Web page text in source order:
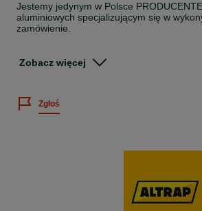
Jestemy jedynym w Polsce
aluminiowych specjalizującym się w
zamówienie.
Na państwa życzenie możemy dostosować
najazdów. Dodatkowo jesteśmy w stanie
Nasz doradca w zaledwie kilka minut jest
Naszymi stałymi klientami są producenci
Zobacz więcej
Zgłoś